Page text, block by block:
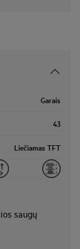
Garais
43
Liečiamas TFT
saugų